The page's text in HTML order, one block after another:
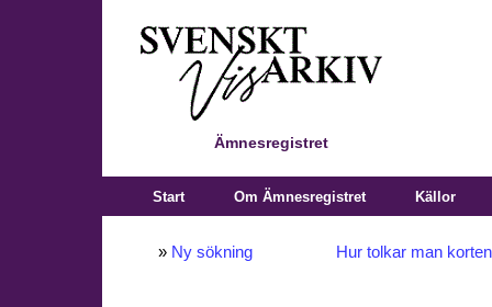
Ämnesregistret
Start Om Ämnesregistret Källor
» Ny sökning Hur tolkar man